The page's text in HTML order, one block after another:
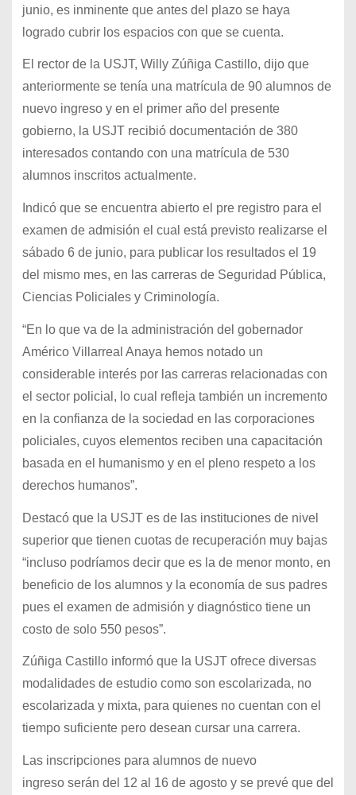
junio, es inminente que antes del plazo se haya
logrado cubrir los espacios con que se cuenta.
El rector de la USJT, Willy Zúñiga Castillo, dijo que
anteriormente se tenía una matrícula de 90 alumnos de
nuevo ingreso y en el primer año del presente
gobierno, la USJT recibió documentación de 380
interesados contando con una matrícula de 530
alumnos inscritos actualmente.
Indicó que se encuentra abierto el pre registro para el
examen de admisión el cual está previsto realizarse el
sábado 6 de junio, para publicar los resultados el 19
del mismo mes, en las carreras de Seguridad Pública,
Ciencias Policiales y Criminología.
“En lo que va de la administración del gobernador
Américo Villarreal Anaya hemos notado un
considerable interés por las carreras relacionadas con
el sector policial, lo cual refleja también un incremento
en la confianza de la sociedad en las corporaciones
policiales, cuyos elementos reciben una capacitación
basada en el humanismo y en el pleno respeto a los
derechos humanos”.
Destacó que la USJT es de las instituciones de nivel
superior que tienen cuotas de recuperación muy bajas
“incluso podríamos decir que es la de menor monto, en
beneficio de los alumnos y la economía de sus padres
pues el examen de admisión y diagnóstico tiene un
costo de solo 550 pesos”.
Zúñiga Castillo informó que la USJT ofrece diversas
modalidades de estudio como son escolarizada, no
escolarizada y mixta, para quienes no cuentan con el
tiempo suficiente pero desean cursar una carrera.
Las inscripciones para alumnos de nuevo
ingreso serán del 12 al 16 de agosto y se prevé que del